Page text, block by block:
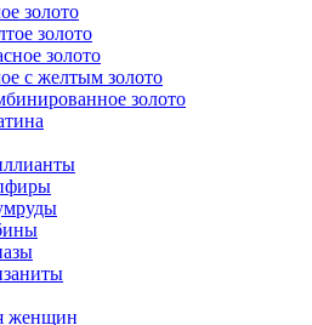
золото
золото
золото
с желтым золото
золото
женщин